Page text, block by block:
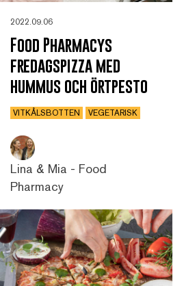
2022.09.06
Food Pharmacys
fredagspizza med
hummus och örtpesto
VITKÅLSBOTTEN VEGETARISK
Lina & Mia - Food
Pharmacy